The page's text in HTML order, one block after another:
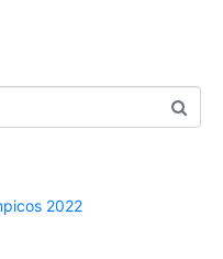
2022